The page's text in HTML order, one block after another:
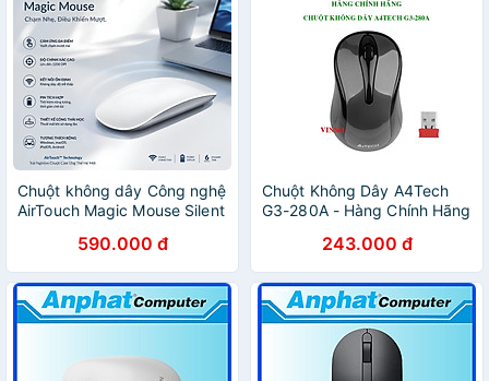
Chuột không dây Công nghệ
AirTouch Magic Mouse Silent
Bluetooth 5.1 | Sạc Type-C |
Silent Click | 3 Mức DPI –
Tương Thích MacBook iPad
Windows Android - hàng
nhập khẩu
590.000 đ
Chuột Không Dây A4Tech
G3-280A - Hàng Chính Hãng
243.000 đ